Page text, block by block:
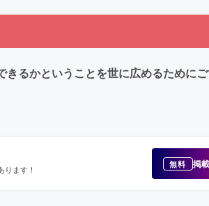
るかということを世に広めるために
ます！ 無料 掲